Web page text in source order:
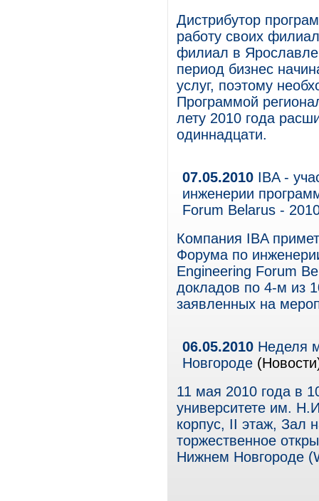
Дистрибутор
работу своих
филиал в
период бизнес
услуг, поэтому
Программой
лету 2010 года
одиннадцати.
07.05.2010 IBA -
инженерии
Forum Belarus -
Компания IBA
Форума по
Engineering Forum
докладов по 4-м из
заявленных на
06.05.2010 Неделя
Новгороде
11 мая 2010 года в
университете им.
корпус, II этаж, Зал
торжественное
Нижнем Новгороде